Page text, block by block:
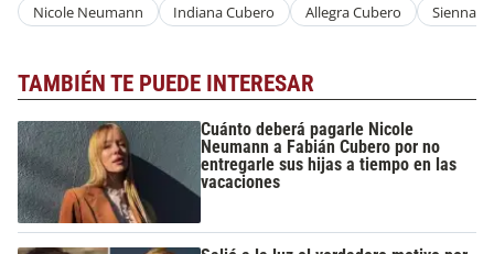
Nicole Neumann Indiana Cubero Allegra Cubero Sienna
TAMBIÉN TE PUEDE INTERESAR
Cuánto deberá pagarle Nicole
Neumann a Fabián Cubero por no
entregarle sus hijas a tiempo en las
vacaciones